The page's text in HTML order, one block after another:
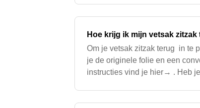
Hoe krijg ik mijn vetsak
Om je vetsak zitzak terug in te
je de originele folie en een
instructies vind je hier→ . Heb